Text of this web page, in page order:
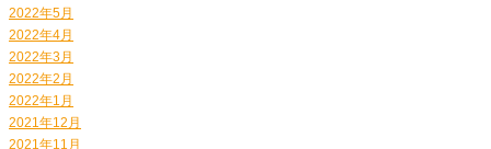
2022年5月
2022年4月
2022年3月
2022年2月
2022年1月
2021年12月
2021年11月